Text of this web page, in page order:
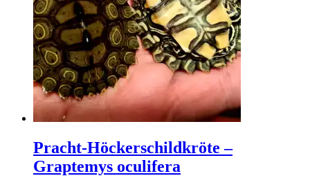
Pracht-Höckerschildkröte –
Graptemys oculifera